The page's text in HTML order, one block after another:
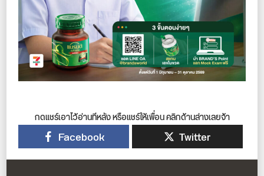
กดแชร์เอาไว้อ่านทีหลัง หรือแชร์ให้เพื่อน คลิกด้านล่างเลยจ้า
Facebook Twitter